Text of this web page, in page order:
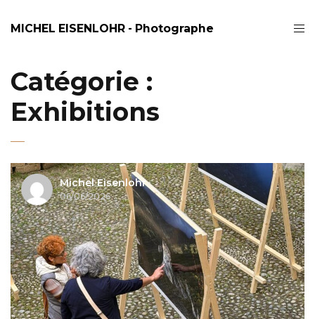
MICHEL EISENLOHR - Photographe
Catégorie :
Exhibitions
Michel Eisenlohr
06/06/2026